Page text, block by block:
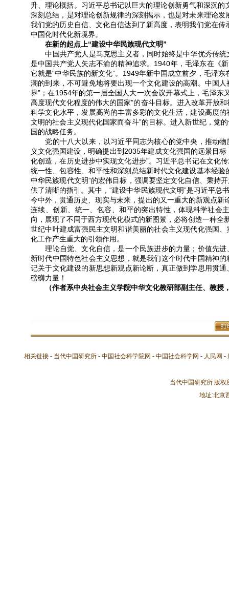
升、理论概括。习近平总书记以巨大的理论创新勇气和深沉的
深刻总结，是对理论创新规律的深刻揭示，也是对未来理论
我们党的历史自信、文化自信达到了新高度，表明我们党在
中国化时代化新境界。
在新的起点上“建设中华民族现代文明”
中国共产党人是马克思主义者，同时始终是中华优秀传统
是中国共产党人矢志不渝的精神追求。1940年，毛泽东在《
它就是“中华民族的新文化”。1949年新中国成立前夕，毛泽
潮的到来，不可避免地将要出现一个文化建设的高潮。中国
界”；在1954年的第一届全国人大一次会议开幕式上，毛泽
高度现代文化程度的伟大的国家”的奋斗目标。进入改革开放
科学文化水平，发展高尚的丰富多彩的文化生活，建设高度
文明的社会主义现代化国家而奋斗”的目标。进入新世纪，党
国的战略任务。
党的十八大以来，以习近平同志为核心的党中央，推动物
义文化强国建设，明确提出到2035年建成文化强国的远景目
化创造，在历史进步中实现文化进步”。习近平总书记在文化
统一性、包容性、和平性和深刻总结新时代文化建设基本经
中华民族现代文明”的宏伟目标，强调要坚定文化自信、秉持
供了清晰的指引。其中，“建设中华民族现代文明”是习近平
今中外，贯通历史、现实与未来，提出的又一重大的新观点
连续、创新、统一、包容、和平的突出特性，体现科学社会
向，展现了不同于西方现代化模式的新图景，必将创造一种全
世纪中叶建成富强民主文明和谐美丽的社会主义现代化强国
化工作产生重大的引领作用。
理论自觉、文化自信，是一个民族进步的力量；价值先进
新时代中国特色社会主义思想，就是我们这个时代中国精神
记关于文化建设的新思想新观点新论断，真正做到学思用贯
磅礴力量！
（作者系中央社会主义学院中华文化教研部副主任、教授
相关链接 - 当代中国研究所 -中国社会科学院网 -中国社会科学网 - 人民网 -
当代中国研究所 版
地址:北京